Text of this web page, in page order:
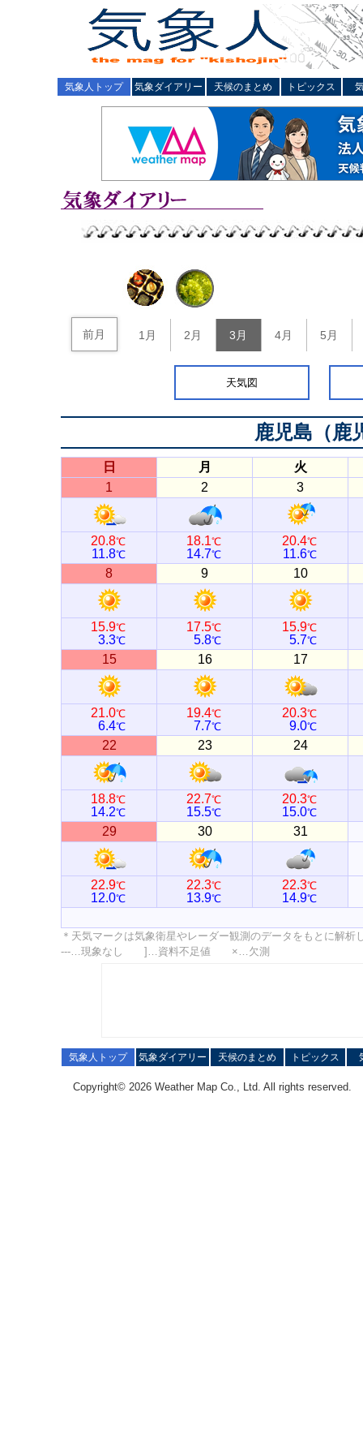
気象人トップ 気象ダイアリー 天候のまとめ トピックス
前月 1月 2月 3月 4月 5月
天気図
鹿児島（鹿
日 月
火
1
2 3
20.8℃
11.8℃
18.1℃
14.7℃
20.4℃
11.6℃
8 9 10
15.9℃
3.3℃
17.5℃
5.8℃
15.9℃
5.7℃
15 16 17
21.0℃
6.4℃
19.4℃
7.7℃
20.3℃
9.0℃
22 23 24
18.8℃
14.2℃
22.7℃
15.5℃
20.3℃
15.0℃
29 30 31
22.9℃
12.0℃
22.3℃
13.9℃
22.3℃
14.9℃
＊天気マークは気象衛星やレーダー観測のデータをもとに解
---…現象なし ]…資料不足値 ×…欠測
気象人トップ 気象ダイアリー 天候のまとめ トピックス
Copyright© 2026 Weather Map Co., Ltd. All rights reserved.